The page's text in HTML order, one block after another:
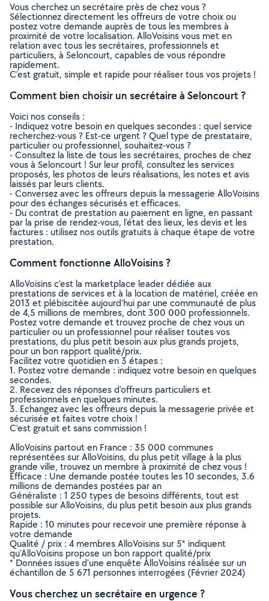
Vous cherchez un secrétaire près de chez vous ?
Sélectionnez directement les offreurs de votre choix ou
postez votre demande auprès de tous les membres à
proximité de votre localisation. AlloVoisins vous met en
relation avec tous les secrétaires, professionnels et
particuliers, à Seloncourt, capables de vous répondre
rapidement.
C’est gratuit, simple et rapide pour réaliser tous vos projets !
Comment bien choisir un secrétaire à Seloncourt ?
Voici nos conseils :
- Indiquez votre besoin en quelques secondes : quel service
recherchez-vous ? Est-ce urgent ? Quel type de prestataire,
particulier ou professionnel, souhaitez-vous ?
- Consultez la liste de tous les secrétaires, proches de chez
vous à Seloncourt ! Sur leur profil, consultez les services
proposés, les photos de leurs réalisations, les notes et avis
laissés par leurs clients.
- Conversez avec les offreurs depuis la messagerie AlloVoisins
pour des échanges sécurisés et efficaces.
- Du contrat de prestation au paiement en ligne, en passant
par la prise de rendez-vous, l’état des lieux, les devis et les
factures : utilisez nos outils gratuits à chaque étape de votre
prestation.
Comment fonctionne AlloVoisins ?
AlloVoisins c’est la marketplace leader dédiée aux
prestations de services et à la location de matériel, créée en
2013 et plébiscitée aujourd’hui par une communauté de plus
de 4,5 millions de membres, dont 300 000 professionnels.
Postez votre demande et trouvez proche de chez vous un
particulier ou un professionnel pour réaliser toutes vos
prestations, du plus petit besoin aux plus grands projets,
pour un bon rapport qualité/prix.
Facilitez votre quotidien en 3 étapes :
1. Postez votre demande : indiquez votre besoin en quelques
secondes.
2. Recevez des réponses d’offreurs particuliers et
professionnels en quelques minutes.
3. Echangez avec les offreurs depuis la messagerie privée et
sécurisée et faites votre choix !
C’est gratuit et sans commission !
AlloVoisins partout en France : 35 000 communes
représentées sur AlloVoisins, du plus petit village à la plus
grande ville, trouvez un membre à proximité de chez vous !
Efficace : Une demande postée toutes les 10 secondes, 3.6
millions de demandes postées par an
Généraliste : 1 250 types de besoins différents, tout est
possible sur AlloVoisins, du plus petit besoin aux plus grands
projets.
Rapide : 10 minutes pour recevoir une première réponse à
votre demande
Qualité / prix : 4 membres AlloVoisins sur 5* indiquent
qu’AlloVoisins propose un bon rapport qualité/prix
* Données issues d’une enquête AlloVoisins réalisée sur un
échantillon de 5 671 personnes interrogées (Février 2024)
Vous cherchez un secrétaire en urgence ?